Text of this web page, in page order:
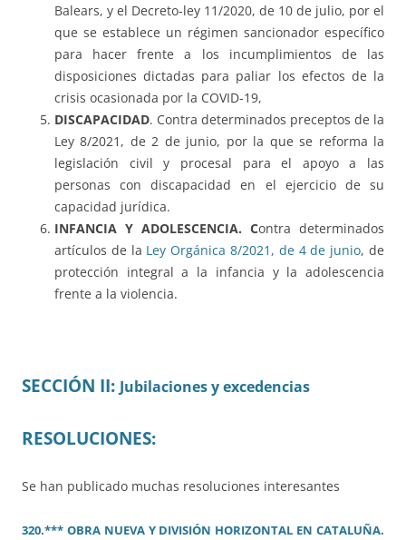
Balears, y el Decreto-ley 11/2020, de 10 de julio, por el
que se establece un régimen sancionador específico
para hacer frente a los incumplimientos de las
disposiciones dictadas para paliar los efectos de la
crisis ocasionada por la COVID-19,
DISCAPACIDAD. Contra determinados preceptos de la
Ley 8/2021, de 2 de junio, por la que se reforma la
legislación civil y procesal para el apoyo a las
personas con discapacidad en el ejercicio de su
capacidad jurídica.
INFANCIA Y ADOLESCENCIA. Contra determinados
artículos de la Ley Orgánica 8/2021, de 4 de junio, de
protección integral a la infancia y la adolescencia
frente a la violencia.
SECCIÓN II: Jubilaciones y excedencias
RESOLUCIONES:
Se han publicado muchas resoluciones interesantes
320.*** OBRA NUEVA Y DIVISIÓN HORIZONTAL EN CATALUÑA.